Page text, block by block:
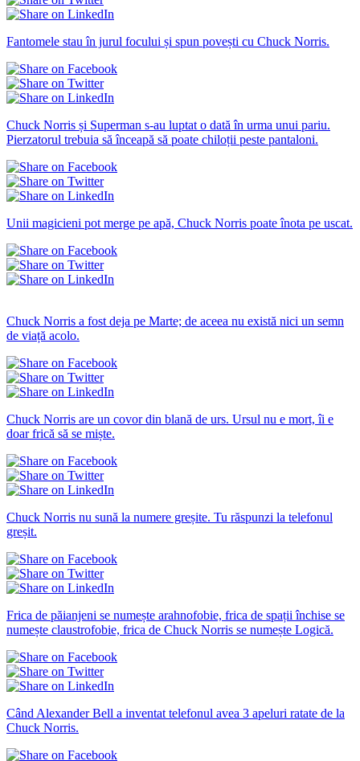
Fantomele stau în jurul focului și spun povești cu Chuck Norris.
Chuck Norris și Superman s-au luptat o dată în urma unui pariu.
Pierzatorul trebuia să înceapă să poate chiloții peste pantaloni.
Unii magicieni pot merge pe apă, Chuck Norris poate înota pe uscat.
Chuck Norris a fost deja pe Marte; de aceea nu există nici un semn
de viață acolo.
Chuck Norris are un covor din blană de urs. Ursul nu e mort, îi e
doar frică să se miște.
Chuck Norris nu sună la numere greșite. Tu răspunzi la telefonul
greșit.
Frica de păianjeni se numește arahnofobie, frica de spații închise se
numește claustrofobie, frica de Chuck Norris se numește Logică.
Când Alexander Bell a inventat telefonul avea 3 apeluri ratate de la
Chuck Norris.